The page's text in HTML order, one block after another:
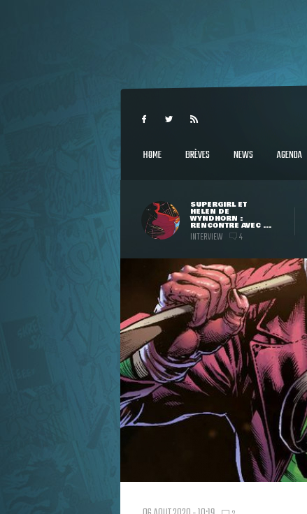
HOME BRÈVES NEWS AGENDA
SUPERGIRL ET
HELEN DE
WYNDHORN :
RENCONTRE AVEC ...
INTERVIEW 4